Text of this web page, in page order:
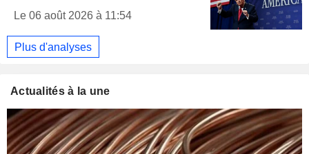
Le 06 août 2026 à 11:54
Plus d'analyses
Actualités à la une